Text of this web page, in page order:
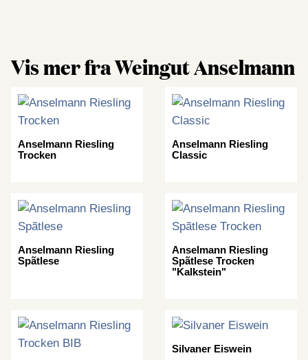
Vis mer fra Weingut Anselmann
Anselmann Riesling
Trocken
Anselmann Riesling
Classic
Anselmann Riesling
Spãtlese
Anselmann Riesling
Spãtlese Trocken
"Kalkstein"
Silvaner Eiswein